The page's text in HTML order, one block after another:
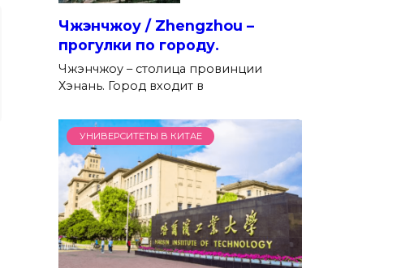
Чжэнчжоу / Zhengzhou –
прогулки по городу.
Чжэнчжоу – столица провинции
Хэнань. Город входит в
УНИВЕРСИТЕТЫ В КИТАЕ